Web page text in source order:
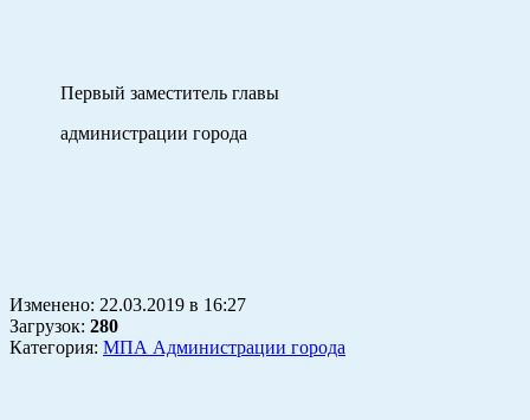
Первый заместитель главы
администрации города
Изменено: 22.03.2019 в 16:27
Загрузок: 280
Категория: МПА Администрации города